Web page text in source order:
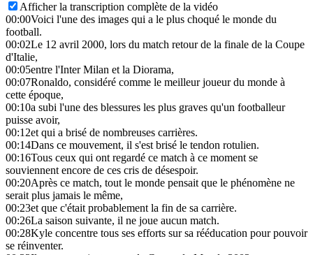
Afficher la transcription complète de la vidéo
00:00Voici l'une des images qui a le plus choqué le monde du
football.
00:02Le 12 avril 2000, lors du match retour de la finale de la Coupe
d'Italie,
00:05entre l'Inter Milan et la Diorama,
00:07Ronaldo, considéré comme le meilleur joueur du monde à
cette époque,
00:10a subi l'une des blessures les plus graves qu'un footballeur
puisse avoir,
00:12et qui a brisé de nombreuses carrières.
00:14Dans ce mouvement, il s'est brisé le tendon rotulien.
00:16Tous ceux qui ont regardé ce match à ce moment se
souviennent encore de ces cris de désespoir.
00:20Après ce match, tout le monde pensait que le phénomène ne
serait plus jamais le même,
00:23et que c'était probablement la fin de sa carrière.
00:26La saison suivante, il ne joue aucun match.
00:28Kyle concentre tous ses efforts sur sa rééducation pour pouvoir
se réinventer.